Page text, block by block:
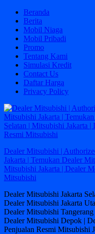
Skip
content
Beranda
Berita
Mobil Niaga
Mobil Pribadi
Promo
Tentang Kami
Simulasi Kredit
Contact Us
Daftar Harga
Privacy Policy
Dealer Mitsubishi |
Jakarta | Temukan Dealer
Mitsubishi Jakarta | Dealer
Mitsubishi
Dealer Mitsubishi Jakarta
Dealer Mitsubishi Jakarta
Dealer Mitsubishi
Dealer Mitsubishi Depok |
Penjualan Resmi Mitsubishi